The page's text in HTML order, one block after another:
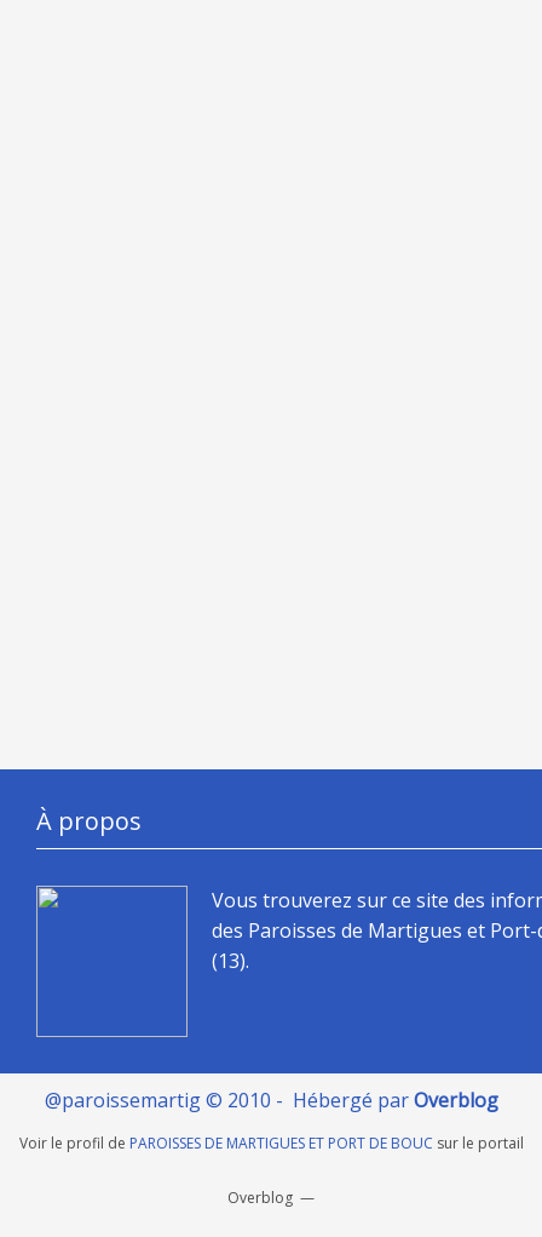
À propos
Vous trouverez sur ce site des
des Paroisses de Martigues et
(13).
@paroissemartig © 2010 - Hébergé parOverblog
Voir le profil de PAROISSES DE MARTIGUES ET PORT DE BOUC sur le portail
Overblog